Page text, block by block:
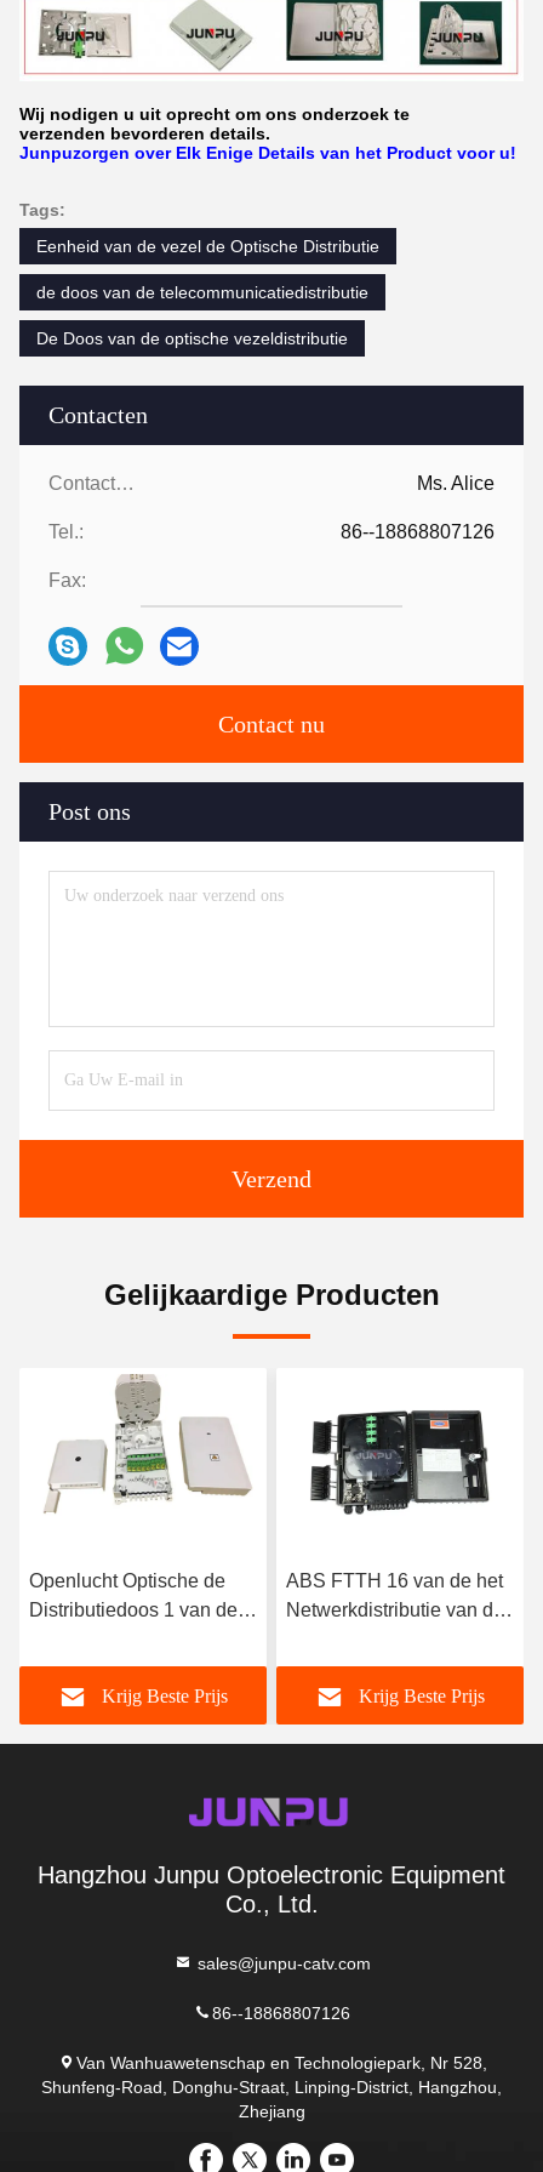
Contacten
Contacten: Ms. Alice
Tel.: 86--18868807126
Fax:
Contact nu
Post ons
Verzend
Wij nodigen u uit oprecht om ons onderzoek te
verzenden bevorderen details.
Junpuzorgen over Elk Enige Details van het Product voor u!
Tags:
Eenheid van de vezel de Optische Distributie
de doos van de telecommunicatiedistributie
De Doos van de optische vezeldistributie
Gelijkaardige Producten
Openlucht Optische de
Distributiedoos 1 van de 8
ABS Witte Kleur
Krijg Beste Prijs
ABS FTTH 16 van de het
Netwerkdistributie van de
Doos1x16 Plc Splitser
OpenluchtKrijg Beste Prijs
Hangzhou Junpu Optoelectronic Equipment
Co., Ltd.
sales@junpu-catv.com
86--18868807126
Van Wanhuawetenschap en Technologiepark, Nr 528,
Shunfeng-Road, Donghu-Straat, Linping-District, Hangzhou,
Zhejiang